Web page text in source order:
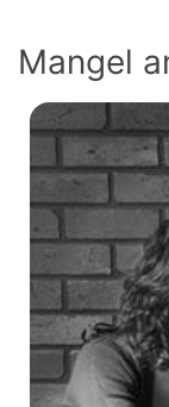
Mangel